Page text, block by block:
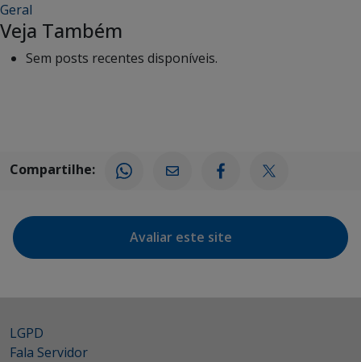
Geral
Veja Também
Sem posts recentes disponíveis.
Compartilhe:
Avaliar este site
LGPD
Fala Servidor